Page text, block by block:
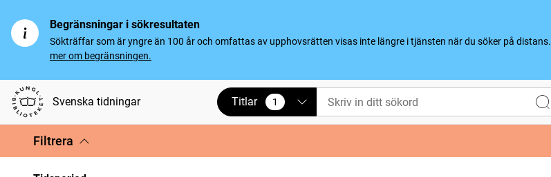
Begränsningar i sökresultaten
Sökträffar som är yngre än 100 år och omfattas av upphovsrätten visas inte längre i tjänsten när du söker på distans.
mer om begränsningen.
Svenska tidningar Titlar 1
vald
Filtrera